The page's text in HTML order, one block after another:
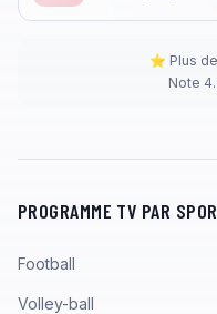
⭐ Plus
Note
PROGRAMME TV PAR
Football
Volley-ball